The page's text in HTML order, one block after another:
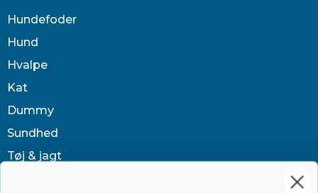
Hundefoder
Hund
Hvalpe
Kat
Dummy
Sundhed
Tøj & jagtSkal din bedste ven